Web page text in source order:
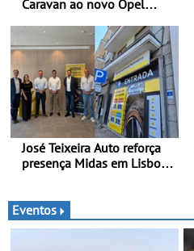
Caravan ao novo Opel
José Teixeira Auto reforça
presença Midas em Lisboa
nova unidade em Vialonga
Eventos